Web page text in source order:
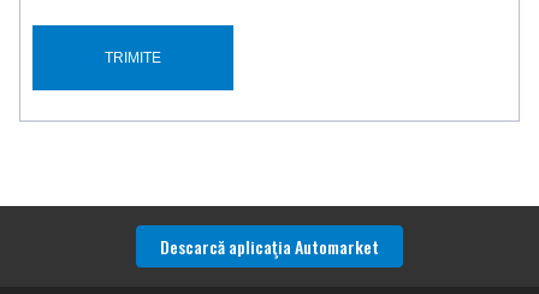
Descarcă aplicaţia Automarket